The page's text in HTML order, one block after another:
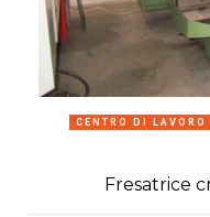
CENTRO DI LAVORO
Fresatrice